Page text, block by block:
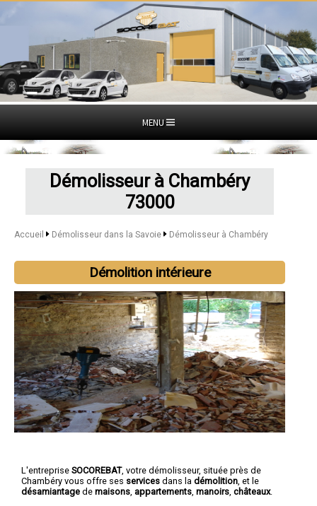
MENU
Démolisseur à Chambéry
73000
Accueil Démolisseur dans la Savoie Démolisseur à Chambéry
Démolition intérieure
L'entreprise SOCOREBAT, votre démolisseur, située près de
Chambéry vous offre ses services dans la démolition , et le
désamiantage de maisons appartements manoirs châteaux.